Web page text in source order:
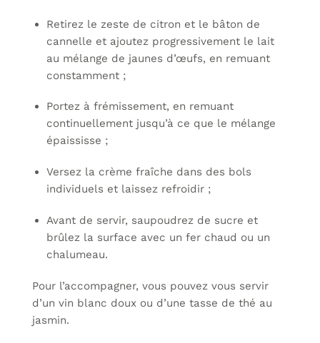
Retirez le zeste de citron et le bâton de
cannelle et ajoutez progressivement le lait
au mélange de jaunes d’œufs, en remuant
constamment ;
Portez à frémissement, en remuant
continuellement jusqu’à ce que le mélange
épaississe ;
Versez la crème fraîche dans des bols
individuels et laissez refroidir ;
Avant de servir, saupoudrez de sucre et
brûlez la surface avec un fer chaud ou un
chalumeau.
Pour l’accompagner, vous pouvez vous servir
d’un vin blanc doux ou d’une tasse de thé au
jasmin.